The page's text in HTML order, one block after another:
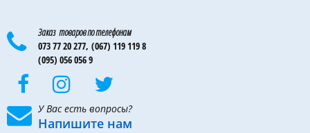
Заказ товаров по телефонам
073 77 20 277, (067) 119 119 8
(095) 056 056 9
У Вас есть вопросы?
Напишите нам